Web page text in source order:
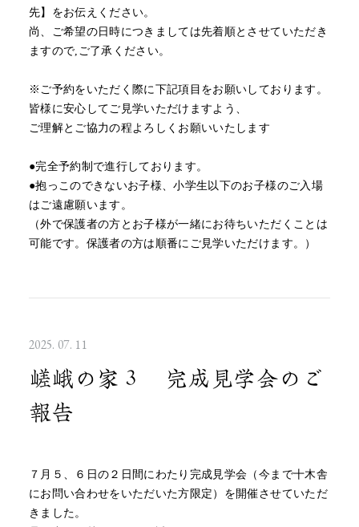
先】をお伝えください。
尚、ご希望の日時につきましては先着順とさせていただき
ますので,ご了承ください。
※ご予約をいただく際に下記項目をお願いしております。
皆様に安心してご見学いただけますよう、
ご理解とご協力の程よろしくお願いいたします
●完全予約制で進行しております。
●抱っこのできないお子様、小学生以下のお子様のご入場
はご遠慮願います。
（外で保護者の方とお子様が一緒にお待ちいただくことは
可能です。保護者の方は順番にご見学いただけます。）
2025. 07. 11
嵯峨の家３ 完成見学会のご
報告
７月５、６日の２日間にわたり完成見学会（今まで十木舎
にお問い合わせをいただいた方限定）を開催させていただ
きました。